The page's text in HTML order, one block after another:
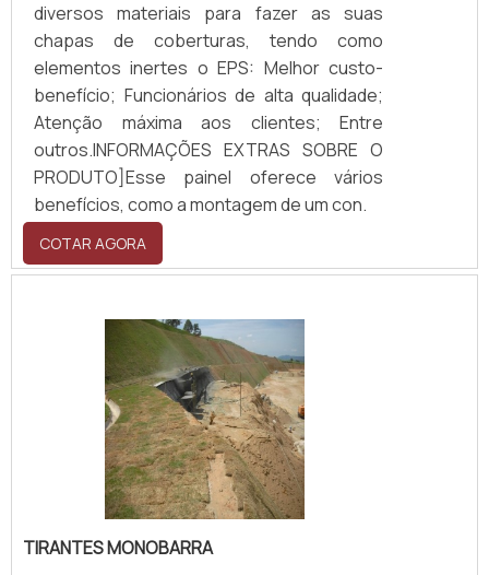
diversos materiais para fazer as suas
chapas de coberturas, tendo como
elementos inertes o EPS: Melhor custo-
benefício; Funcionários de alta qualidade;
Atenção máxima aos clientes; Entre
outros.INFORMAÇÕES EXTRAS SOBRE O
PRODUTO]Esse painel oferece vários
benefícios, como a montagem de um con.
COTAR AGORA
TIRANTES MONOBARRA